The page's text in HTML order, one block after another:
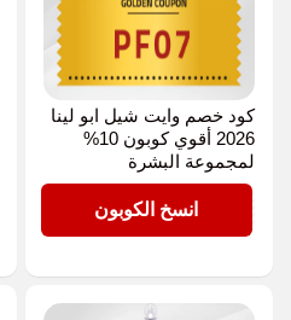
كود خصم وايت شيل ابو لينا
2026 أقوي كوبون 10%
لمجموعة البشرة
PF07انسخ الكوبون